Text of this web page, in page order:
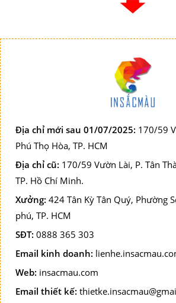
Địa chỉ mới sau 01/07/2025: 170/59
Phú Thọ Hòa, TP. HCM
Địa chỉ cũ: 170/59 Vườn Lài, P. Tân
TP. Hồ Chí Minh.
Xưởng: 424 Tân Kỳ Tân Quý, Phường
phú, TP. HCM
SĐT: 0888 365 303
Email kinh doanh:
Web: insacmau.com
Email thiết kế: